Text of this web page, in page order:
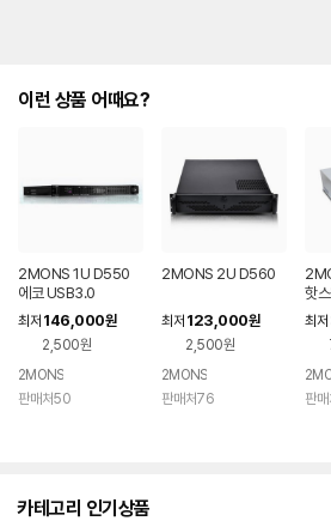
이런 상품 어때요?
2MONS 1U D550
에코 USB3.0
최저 146,000원
2,500원
2MONS
판매처50
2MONS 2U D560
최저 123,000원
2,500원
2MONS
판매처76
핫
최저
판
카테고리 인기상품